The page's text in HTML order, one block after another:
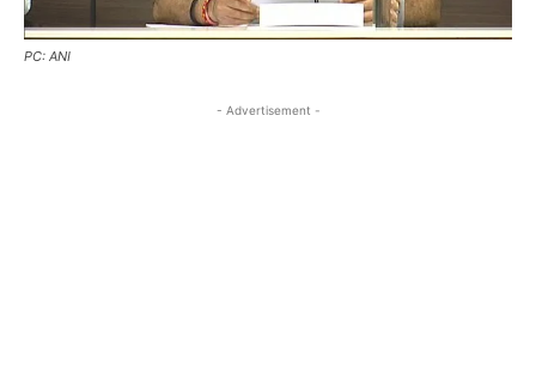
PC: ANI
- Advertisement -